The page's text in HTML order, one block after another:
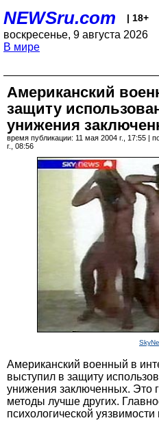
NEWSru.com | 18+
воскресенье, 9 августа 2026
В мире
Американский
защиту
унижения
время публикации: 11 мая 2004 г., 17:55 |
г., 08:56
Американский военный в
выступил в защиту
унижения заключенных. Это
методы лучше других.
психологической уязвимости